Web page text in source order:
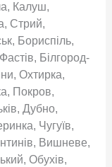
Калуш,
Стрий,
Бориспіль,
Білгород-
Охтирка,
Покров,
Дубно,
Чугуїв,
Вишневе,
Обухів,